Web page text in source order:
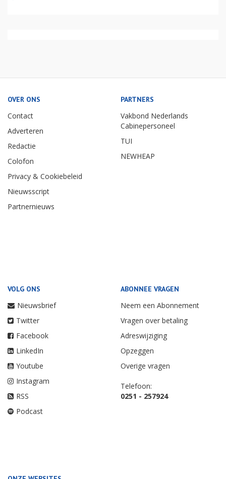
OVER ONS
Contact
Adverteren
Redactie
Colofon
Privacy & Cookiebeleid
Nieuwsscript
Partnernieuws
PARTNERS
Vakbond Nederlands
Cabinepersoneel
TUI
NEWHEAP
VOLG ONS
Nieuwsbrief
Twitter
Facebook
LinkedIn
Youtube
Instagram
RSS
Podcast
ABONNEE VRAGEN
Neem een Abonnement
Vragen over betaling
Adreswijziging
Opzeggen
Overige vragen
Telefoon:
0251 - 257924